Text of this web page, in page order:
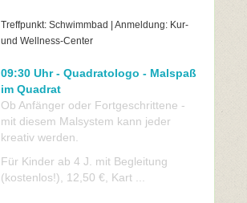
Treffpunkt: Schwimmbad | Anmeldung: Kur-
und Wellness-Center
09:30 Uhr - Quadratologo - Malspaß
im Quadrat
Ob Anfänger oder Fortgeschrittene -
mit diesem Malsystem kann jeder
kreativ werden.
Für Kinder ab 4 J. mit Begleitung
(kostenlos!), 12,50 €, Kart ...